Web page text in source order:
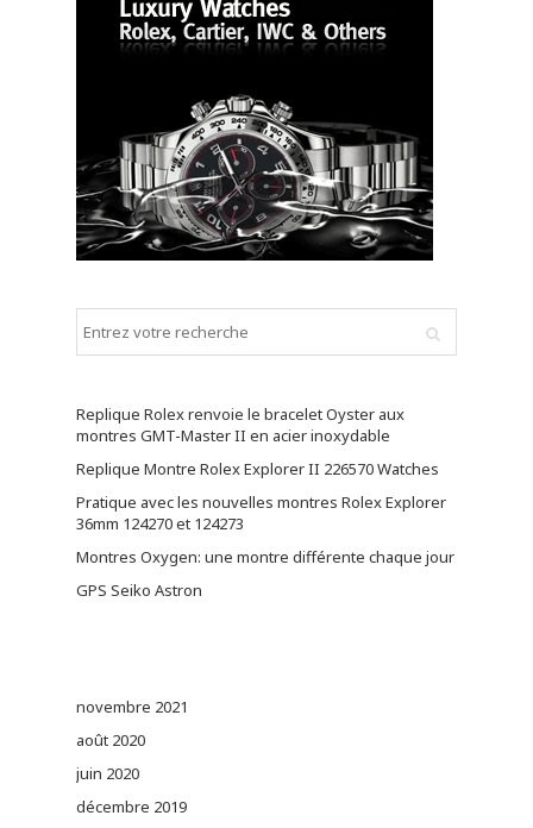
Replique Rolex renvoie le bracelet Oyster aux
montres GMT-Master II en acier inoxydable
Replique Montre Rolex Explorer II 226570 Watches
Pratique avec les nouvelles montres Rolex Explorer
36mm 124270 et 124273
Montres Oxygen: une montre différente chaque jour
GPS Seiko Astron
novembre 2021
août 2020
juin 2020
décembre 2019